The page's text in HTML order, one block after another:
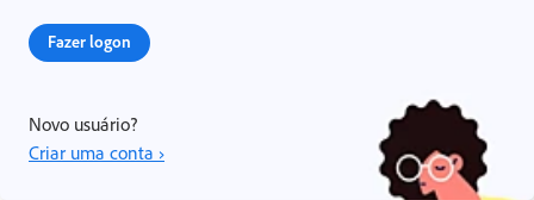
Fazer logon
Novo usuário?
Criar uma conta ›